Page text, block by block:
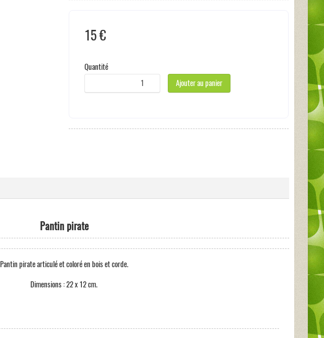
15 €
Quantité
Ajouter au panier
Pantin pirate
Pantin pirate articulé et coloré en bois et corde.
Dimensions : 22 x 12 cm.